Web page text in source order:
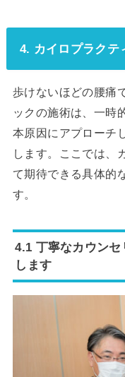
4. カイロプラクテ
歩けないほどの腰痛
ックの施術は、一時
本原因にアプローチ
します。ここでは、
て期待できる具体的
す。
4.1 丁寧なカウン
します